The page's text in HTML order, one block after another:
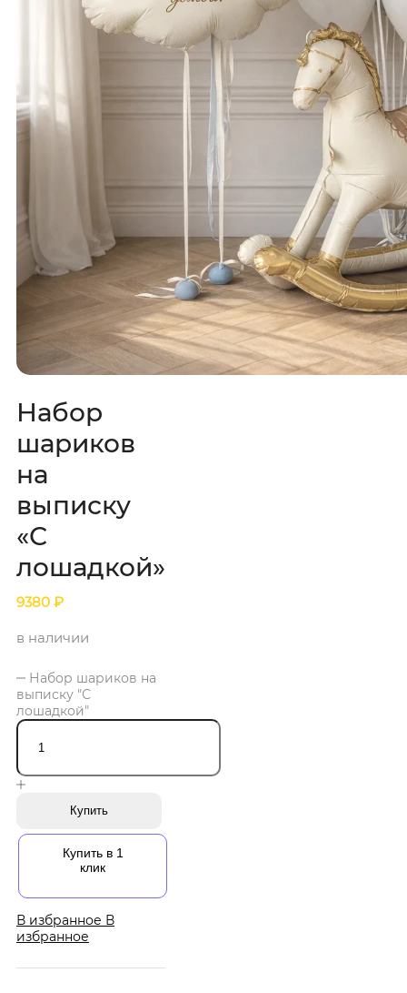
Набор
шариков
на
выписку
«С
лошадкой»
9380 ₽
в наличии
Набор шариков на
выписку "С
лошадкой"
Купить
Купить в 1
клик
В избранное В
избранное